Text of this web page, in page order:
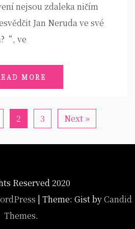
nejsou zdaleka ničím
Jan Neruda ve své
ve
MORE
2 3 Next »
Reserved 2020
| Theme: Gist byCandid
Themes.